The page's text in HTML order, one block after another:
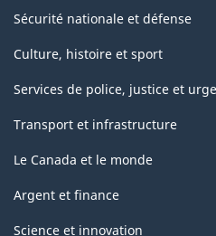
industrielles
de
Structure
de
la
classification
Sécurité nationale et défense
Culture, histoire et sport
Services de police, justice et
Transport et infrastructure
Le Canada et le monde
Argent et finance
Science et innovation